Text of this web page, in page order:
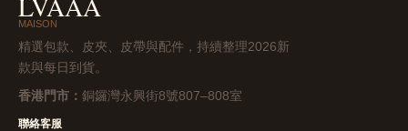
MAISON
精選包款、皮夾、皮帶與配件，持續整理2026新
款與每日到貨。
香港門市： 銅鑼灣永興街8號807–808室
聯絡客服